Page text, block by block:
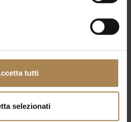
tutti
selezionati
camera con
- la tariffa
inclusa
ora la tua camera